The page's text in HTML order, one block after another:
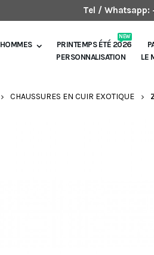
Tel / Whatsapp:
HOMMES PRINTEMPS ÉTÉ 2026
NEW
PERSONNALISATION
LE
CHAUSSURES EN CUIR EXOTIQUE